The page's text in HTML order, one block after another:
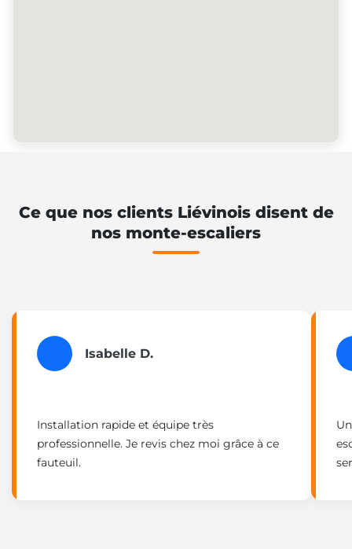
Ce que nos clients Liévinois disent de
nos monte-escaliers
Isabelle D.
Installation rapide et équipe très
professionnelle. Je revis chez moi grâce à ce
fauteuil.